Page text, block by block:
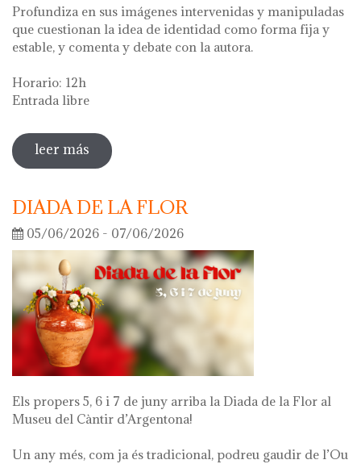
Profundiza en sus imágenes intervenidas y manipuladas
que cuestionan la idea de identidad como forma fija y
estable, y comenta y debate con la autora.
Horario: 12h
Entrada libre
leer más sobre visita guiada a la exposición 'lo
que queda de mí'
DIADA DE LA FLOR
05/06/2026 - 07/06/2026
Els propers 5, 6 i 7 de juny arriba la Diada de la Flor al
Museu del Càntir d’Argentona!
Un any més, com ja és tradicional, podreu gaudir de l’Ou